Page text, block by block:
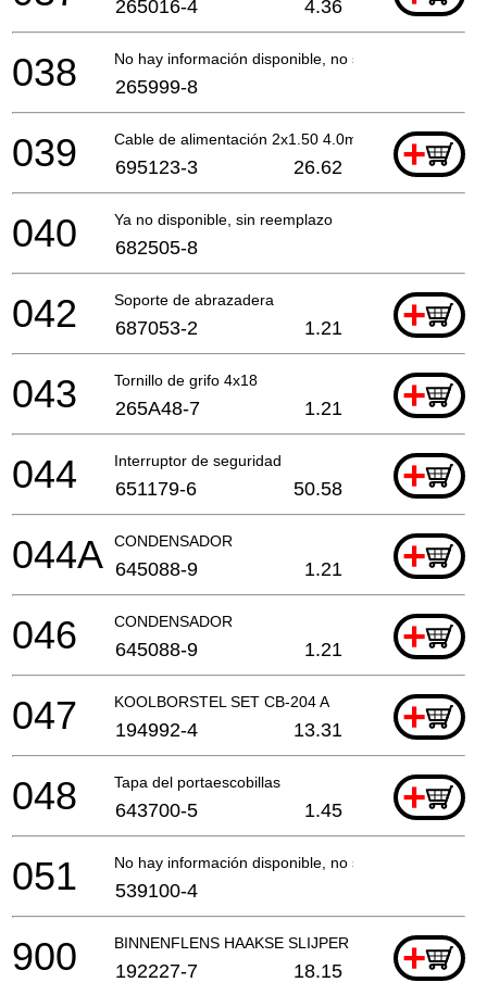
265016-4 4.36
No hay información disponible, no se puede pedir
038 265999-8
Cable de alimentación 2x1.50 4.0mtr +
039 695123-3 26.62
Ya no disponible, sin reemplazo
040 682505-8
Soporte de abrazadera +
042 687053-2 1.21
Tornillo de grifo 4x18 +
043 265A48-7 1.21
Interruptor de seguridad +
044 651179-6 50.58
CONDENSADOR +
044A 645088-9 1.21
CONDENSADOR +
046 645088-9 1.21
KOOLBORSTEL SET CB-204 A +
047 194992-4 13.31
Tapa del portaescobillas +
048 643700-5 1.45
No hay información disponible, no se puede pedir
051 539100-4
BINNENFLENS HAAKSE SLIJPER "SUPER"+
900 192227-7 18.15